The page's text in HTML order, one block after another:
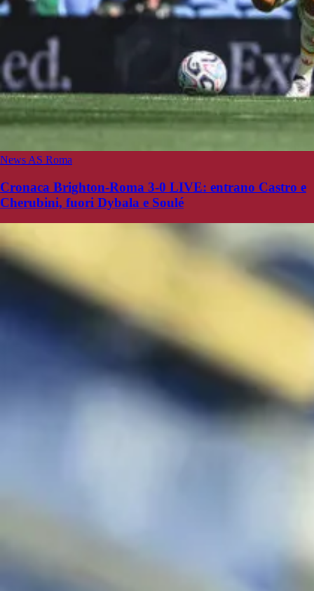
News AS Roma
Cronaca Brighton-Roma 3-0 LIVE: entrano Castro e
Cherubini, fuori Dybala e Soulé